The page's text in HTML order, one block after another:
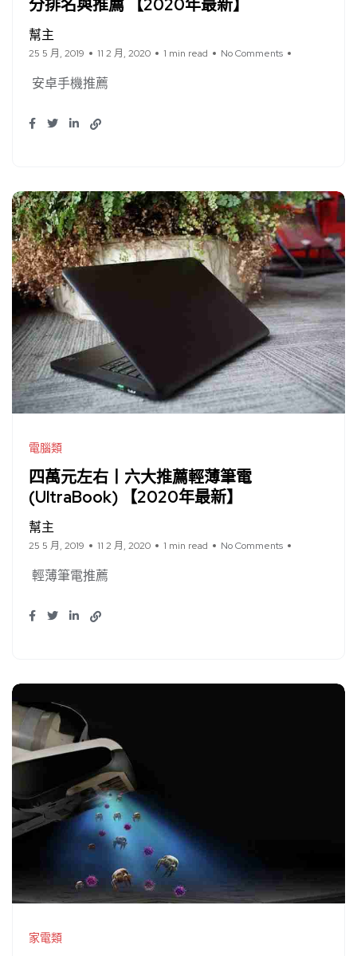
分排名與推薦 【2020年最新】
幫主
25 5 月, 2019 11 2 月, 2020 1 min read No Comments
安卓手機推薦
電腦類
四萬元左右丨六大推薦輕薄筆電
(UltraBook) 【2020年最新】
幫主
25 5 月, 2019 11 2 月, 2020 1 min read No Comments
輕薄筆電推薦
家電類